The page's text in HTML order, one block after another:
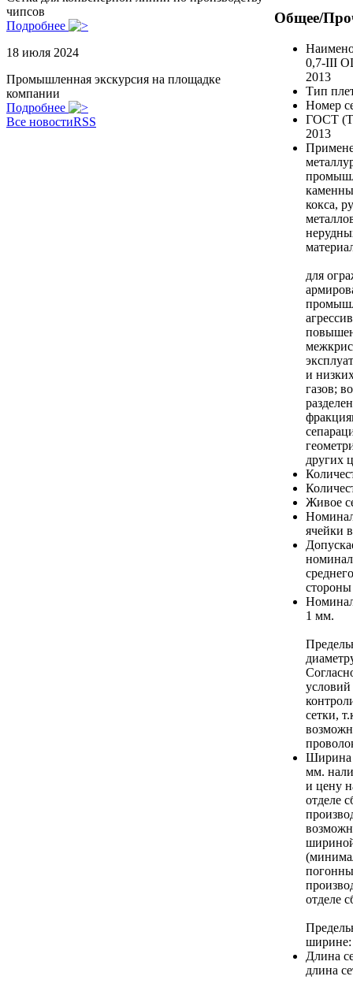
чипсов
Подробнее
18 июля 2024
Промышленная экскурсия на площадке
компании
Подробнее
Все новостиRSS
Общее/
0,7-III
2013
Тип
Номер
ГОСТ
2013
кокса,
для
и
газов;
других
Живое
ячейки
стороны
1 мм.
сетки,
Ширина
мм.
и цену
отделе
отделе
ширине:
Длина
длина